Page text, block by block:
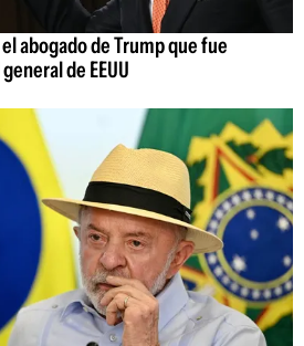
abogado de Trump que fue
de EEUU